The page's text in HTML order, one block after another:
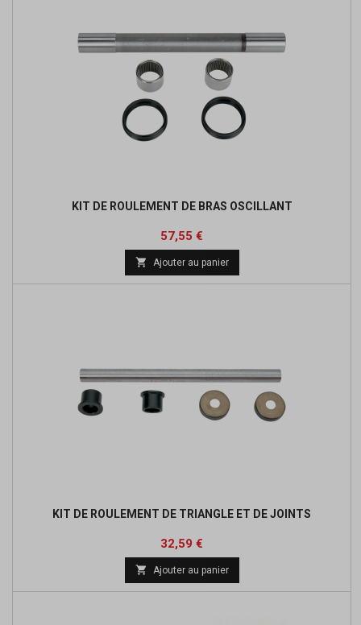
KIT DE ROULEMENT DE BRAS OSCILLANT
Prix
57,55 €
base
 Ajouter au panier
KIT DE ROULEMENT DE TRIANGLE ET DE JOINTS
Prix
32,59 €
base
 Ajouter au panier